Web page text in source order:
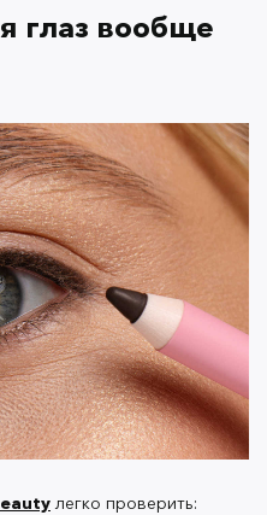
носки
их стойкость?
—плохо очищенная
жирной кожи важно
макияжем:
или мягким
пенками или
основу стойких
глаз вообще
легко проверить: